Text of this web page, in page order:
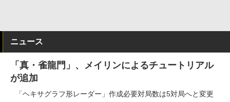
ニュース
「真・雀龍門」、メイリンによるチュートリアル
が追加
「ヘキサグラフ形レーダー」作成必要対局数は5対局へと変更